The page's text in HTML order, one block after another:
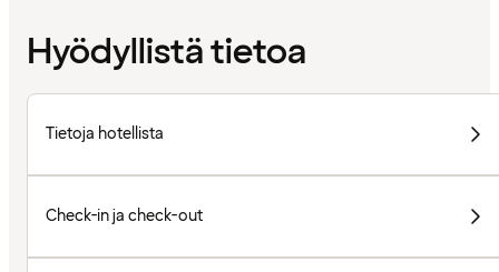
Hyödyllistä tietoa
Tietoja hotellista
Check-in ja check-out